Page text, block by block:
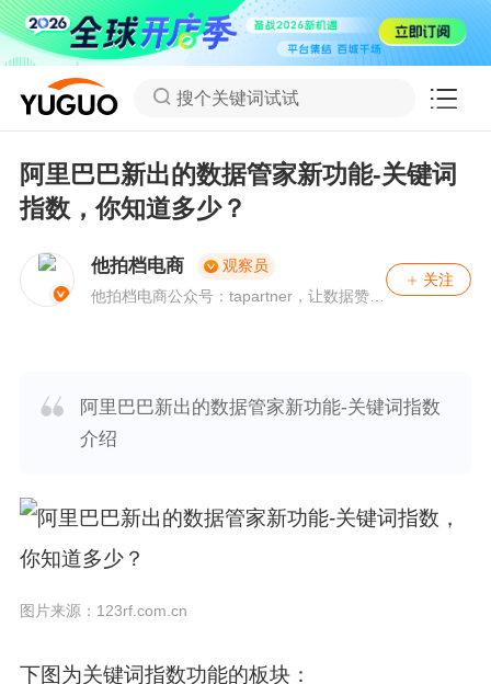
搜个关键词试试
阿里巴巴新出的数据管家新功能-关键词
指数，你知道多少？
他拍档电商
观察员
他拍档电商公众号：tapartner，让数据赞美
关注
阿里巴巴新出的数据管家新功能-关键词指数
介绍
图片来源：123rf.com.cn
下图为关键词指数功能的板块：